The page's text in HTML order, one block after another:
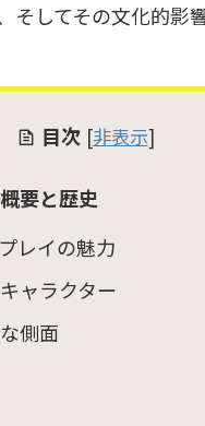
そしてその文化的影
目次 [非表示]
要と歴史
レイの魅力
ャラクター
側面